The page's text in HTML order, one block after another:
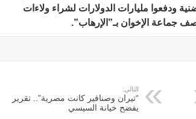
ودفعوا مليارات الدولارات لشراء ولاءات
جماعة الإخوان بـ”الإرهاب”.
التالي:
“تيران وصنافير كانت مصرية”.. تقرير
يفضح خيانة السيسي